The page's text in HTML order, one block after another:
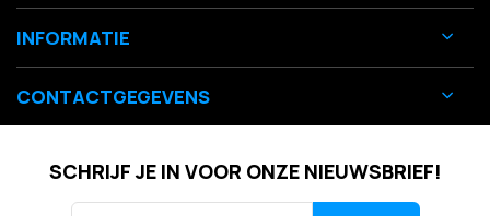
INFORMATIE
CONTACTGEGEVENS
SCHRIJF JE IN VOOR ONZE NIEUWSBRIEF!